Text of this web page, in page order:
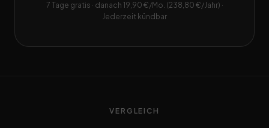
7 Tage gratis · danach 19,90 €/Mo. (238,80 €/Jahr) ·
Jederzeit kündbar
VERGLEICH